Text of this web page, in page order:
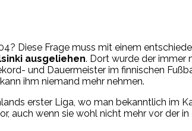
Diese Frage muss mit einem
ausgeliehen. Dort wurde der immer
und Dauermeister im finnischen
ihm niemand mehr nehmen.
erster Liga, wo man bekanntlich im
auch wenn sie wohl nicht mehr vor der